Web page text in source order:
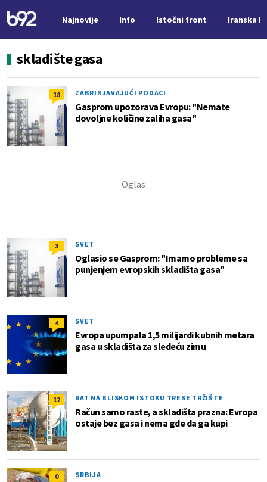
Najnovije Info Istočni front Iranska
skladište gasa
18 ZABRINJAVAJUĆI PODACI
Gasprom upozorava Evropu: "Nemate
dovoljne količine zaliha gasa"
3 SVET
Oglasio se Gasprom: "Imamo probleme sa
punjenjem evropskih skladišta gasa"
4 SVET
Evropa upumpala 1,5 milijardi kubnih metara
gasa u skladišta za sledeću zimu
12 RAT NA BLISKOM ISTOKU TRESE TRŽIŠTE
Račun samo raste, a skladišta prazna: Evropa
ostaje bez gasa i nema gde da ga kupi
0 SRBIJA